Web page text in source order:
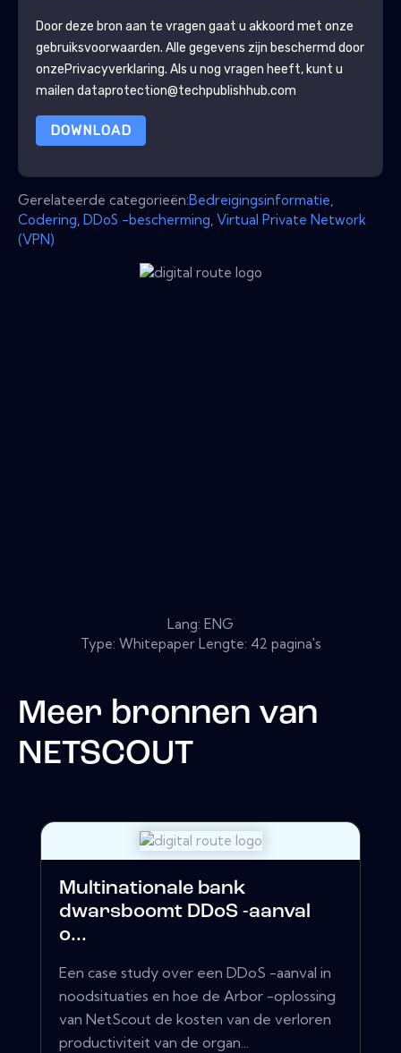
Door deze bron aan te vragen gaat u akkoord met onze
gebruiksvoorwaarden. Alle gegevens zijn beschermd door
onzePrivacyverklaring. Als u nog vragen heeft, kunt u
mailen dataprotection@techpublishhub.com
DOWNLOAD
Gerelateerde categorieën:Bedreigingsinformatie
Codering DDoS -bescherming Virtual Private Network
(VPN)
Lang: ENG
Type: Whitepaper Lengte: 42 pagina's
Meer bronnen van
NETSCOUT
Multinationale bank
dwarsboomt DDoS -aanval
o...
Een case study over een DDoS -aanval in
noodsituaties en hoe de Arbor -oplossing
van NetScout de kosten van de verloren
productiviteit van de organ...